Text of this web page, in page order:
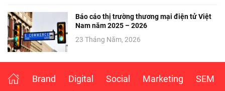
Báo cáo thị trường thương mại điện tử Việt
Nam năm 2025 – 2026
23 Tháng Năm, 2026
Brand Digital Social Marketing
SEM